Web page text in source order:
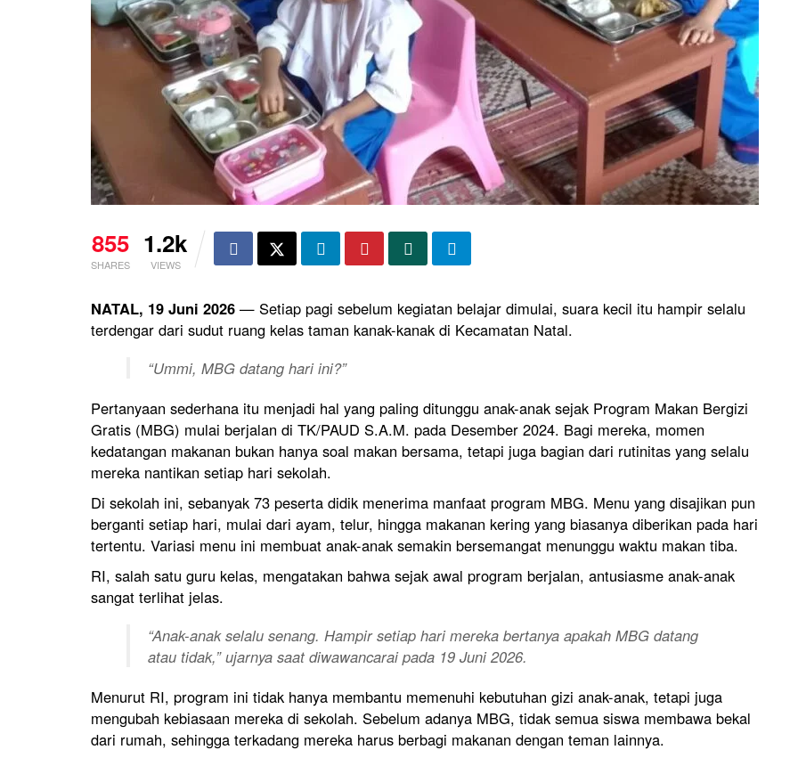
855
SHARES
1.2k
VIEWS
NATAL, 19 Juni 2026 — Setiap pagi sebelum kegiatan belajar dimulai, suara kecil itu hampir selalu
terdengar dari sudut ruang kelas taman kanak-kanak di Kecamatan Natal.
“Ummi, MBG datang hari ini?”
Pertanyaan sederhana itu menjadi hal yang paling ditunggu anak-anak sejak Program Makan Bergizi
Gratis (MBG) mulai berjalan di TK/PAUD S.A.M. pada Desember 2024. Bagi mereka, momen
kedatangan makanan bukan hanya soal makan bersama, tetapi juga bagian dari rutinitas yang selalu
mereka nantikan setiap hari sekolah.
Di sekolah ini, sebanyak 73 peserta didik menerima manfaat program MBG. Menu yang disajikan pun
berganti setiap hari, mulai dari ayam, telur, hingga makanan kering yang biasanya diberikan pada hari
tertentu. Variasi menu ini membuat anak-anak semakin bersemangat menunggu waktu makan tiba.
RI, salah satu guru kelas, mengatakan bahwa sejak awal program berjalan, antusiasme anak-anak
sangat terlihat jelas.
“Anak-anak selalu senang. Hampir setiap hari mereka bertanya apakah MBG datang
atau tidak,” ujarnya saat diwawancarai pada 19 Juni 2026.
Menurut RI, program ini tidak hanya membantu memenuhi kebutuhan gizi anak-anak, tetapi juga
mengubah kebiasaan mereka di sekolah. Sebelum adanya MBG, tidak semua siswa membawa bekal
dari rumah, sehingga terkadang mereka harus berbagi makanan dengan teman lainnya.